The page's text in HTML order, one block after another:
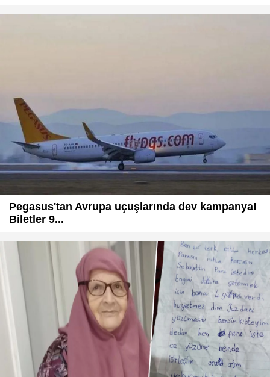
Pegasus'tan Avrupa uçuşlarında dev kampanya!
Biletler 9...